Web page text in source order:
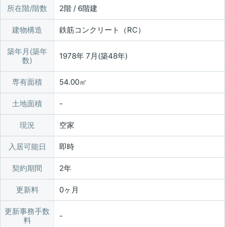
所在階/階数 2階 / 6階建
建物構造 鉄筋コンクリート（RC）
築年月(築年
数)
1978年 7月(築48年)
専有面積 54.00㎡
土地面積
現況 空家
入居可能日 即時
契約期間 2年
更新料 0ヶ月
更新事務手数
料